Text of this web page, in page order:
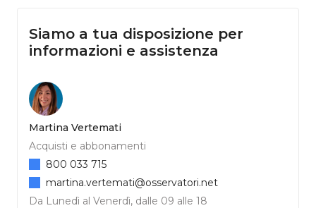
Siamo a tua disposizione per
informazioni e assistenza
Martina Vertemati
Acquisti e abbonamenti
Da Lunedì al Venerdì, dalle 09 alle 18
800 033 715
martina.vertemati@osservatori.net